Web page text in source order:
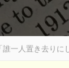
一人置き去り